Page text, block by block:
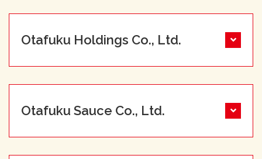
Otafuku Holdings Co., Ltd.
Otafuku Sauce Co., Ltd.